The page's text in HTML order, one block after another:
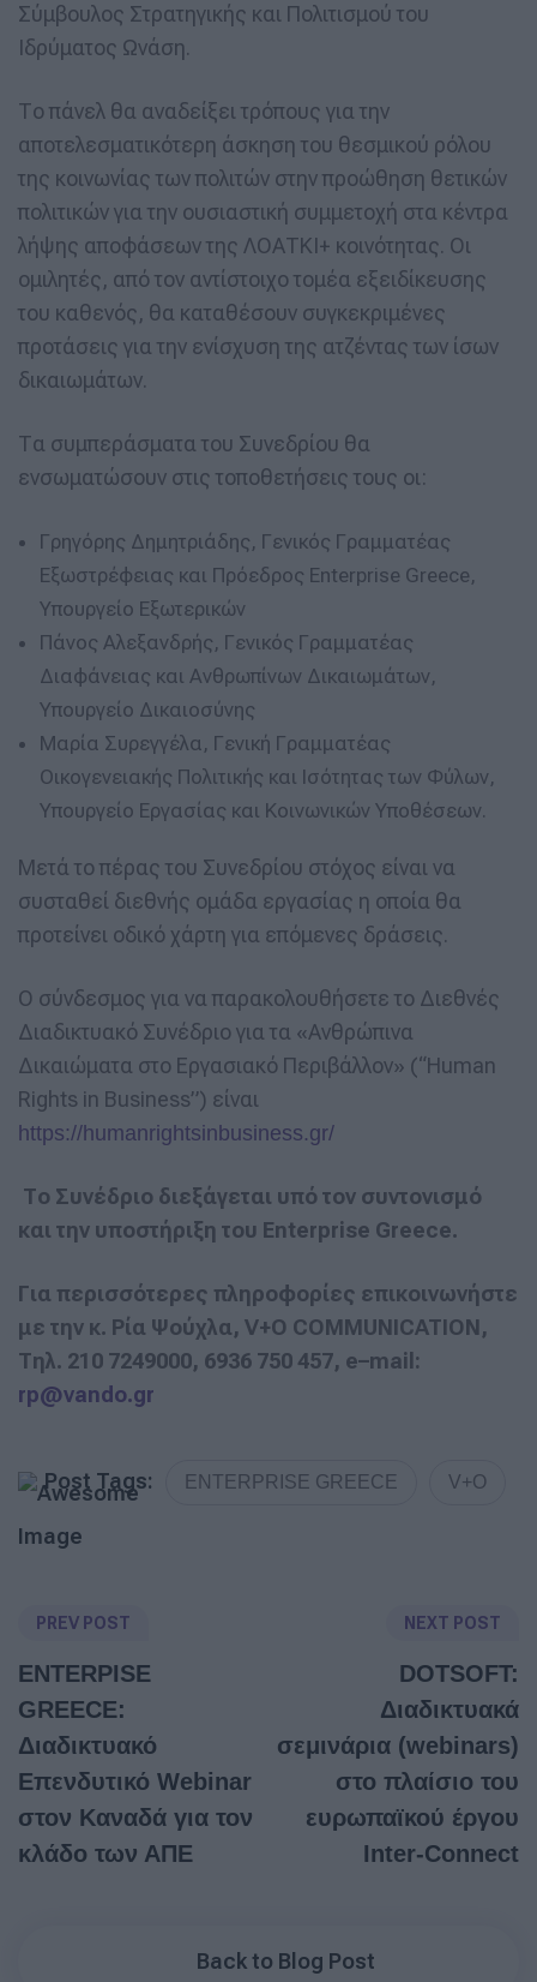
Σύμβουλος Στρατηγικής και Πολιτισμού του
Ιδρύματος Ωνάση.
Το πάνελ θα αναδείξει τρόπους για την
αποτελεσματικότερη άσκηση του θεσμικού ρόλου
της κοινωνίας των πολιτών στην προώθηση θετικών
πολιτικών για την ουσιαστική συμμετοχή στα κέντρα
λήψης αποφάσεων της ΛΟΑΤΚΙ+ κοινότητας. Οι
ομιλητές, από τον αντίστοιχο τομέα εξειδίκευσης
του καθενός, θα καταθέσουν συγκεκριμένες
προτάσεις για την ενίσχυση της ατζέντας των ίσων
δικαιωμάτων.
Τα συμπεράσματα του Συνεδρίου θα
ενσωματώσουν στις τοποθετήσεις τους οι:
Γρηγόρης Δημητριάδης, Γενικός Γραμματέας
Εξωστρέφειας και Πρόεδρος Enterprise Greece,
Υπουργείο Εξωτερικών
Πάνος Αλεξανδρής, Γενικός Γραμματέας
Διαφάνειας και Ανθρωπίνων Δικαιωμάτων,
Υπουργείο Δικαιοσύνης
Μαρία Συρεγγέλα, Γενική Γραμματέας
Οικογενειακής Πολιτικής και Ισότητας των Φύλων,
Υπουργείο Εργασίας και Κοινωνικών Υποθέσεων.
Μετά το πέρας του Συνεδρίου στόχος είναι να
συσταθεί διεθνής ομάδα εργασίας η οποία θα
προτείνει οδικό χάρτη για επόμενες δράσεις.
Ο σύνδεσμος για να παρακολουθήσετε το Διεθνές
Διαδικτυακό Συνέδριο για τα «Ανθρώπινα
Δικαιώματα στο Εργασιακό Περιβάλλον» (“Human
Rights in Business”) είναι
https://humanrightsinbusiness.gr/
Το Συνέδριο διεξάγεται υπό τον συντονισμό
και την υποστήριξη του Enterprise Greece.
Για περισσότερες πληροφορίες επικοινωνήστε
με την κ. Ρία Ψούχλα, V+O COMMUNICATION,
Τηλ. 210 7249000, 6936 750 457, e–mail :
rp@vando.gr
Post Tags: ENTERPRISE GREECE V+O
PREV POST
ENTERPISE
GREECE:
Διαδικτυακό
Επενδυτικό Webinar
στον Καναδά για τον
κλάδο των ΑΠΕ
NEXT POST
DOTSOFT:
Διαδικτυακά
σεμινάρια (webinars)
στο πλαίσιο του
ευρωπαϊκού έργου
Inter-Connect
Back to Blog Post